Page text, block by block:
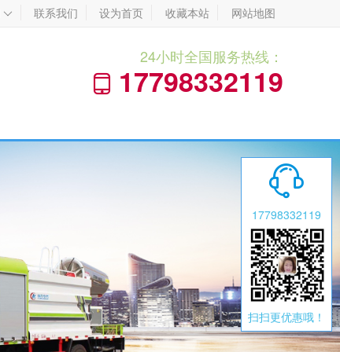
 联系我们 设为首页 收藏本站 网站地图
24小时全国服务热线：
 17798332119

17798332119
扫扫更优惠哦！